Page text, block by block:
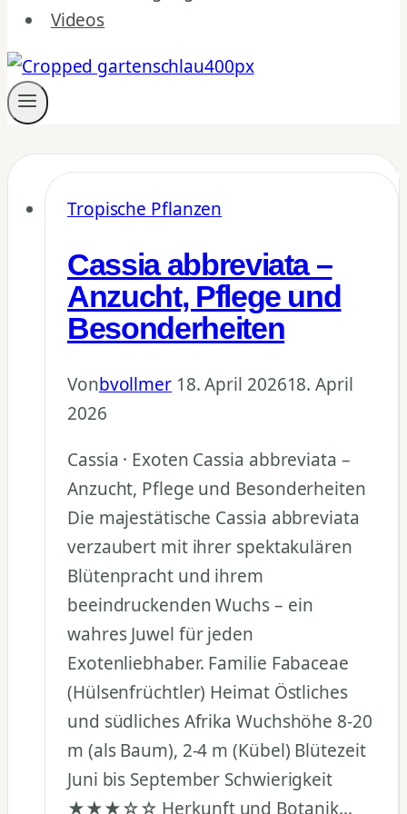
Videos
Tropische Pflanzen
Cassia abbreviata –
Anzucht, Pflege und
Besonderheiten
Vonbvollmer 18. April 202618. April
2026
Cassia · Exoten Cassia abbreviata –
Anzucht, Pflege und Besonderheiten
Die majestätische Cassia abbreviata
verzaubert mit ihrer spektakulären
Blütenpracht und ihrem
beeindruckenden Wuchs – ein
wahres Juwel für jeden
Exotenliebhaber. Familie Fabaceae
(Hülsenfrüchtler) Heimat Östliches
und südliches Afrika Wuchshöhe 8-20
m (als Baum), 2-4 m (Kübel) Blütezeit
Juni bis September Schwierigkeit
★★★☆☆ Herkunft und Botanik…